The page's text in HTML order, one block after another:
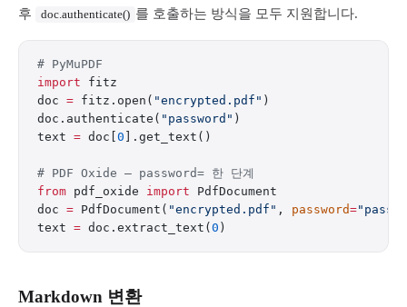
후
doc.authenticate() 를 호출하는 방식을 모두 지원합니다.
# PyMuPDF
import fitz
doc = fitz.open( "encrypted.pdf" )
doc.authenticate( "password" )
text = doc[ 0 ].get_text()
# PDF Oxide — password= 한 단계
from pdf_oxide import PdfDocument
doc = PdfDocument( "encrypted.pdf" , password=
text = doc.extract_text( 0 )
Markdown 변환